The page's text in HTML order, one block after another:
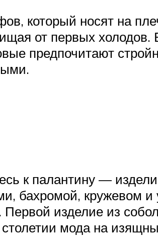
который носят на
от первых
предпочитают
к палантину —
бахромой, кружевом и
изделие из
столетии мода на